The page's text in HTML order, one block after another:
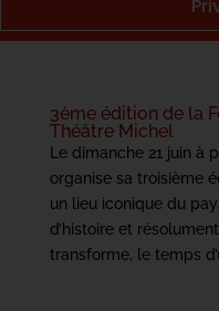
3ème édition de la
Théâtre Michel
Le dimanche 21 juin à
organise sa troisième
un lieu iconique du
d’histoire et
transforme, le temps